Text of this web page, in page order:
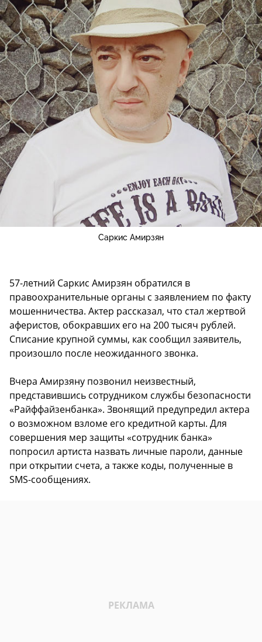
Саркис Амирзян
57-летний Саркис Амирзян обратился в
правоохранительные органы с заявлением по факту
мошенничества. Актер рассказал, что стал жертвой
аферистов, обокравших его на 200 тысяч рублей.
Списание крупной суммы, как сообщил заявитель,
произошло после неожиданного звонка.
Вчера Амирзяну позвонил неизвестный,
представившись сотрудником службы безопасности
«Райффайзенбанка». Звонящий предупредил актера
о возможном взломе его кредитной карты. Для
совершения мер защиты «сотрудник банка»
попросил артиста назвать личные пароли, данные
при открытии счета, а также коды, полученные в
SMS-сообщениях.